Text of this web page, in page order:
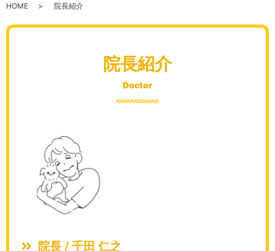
HOME 院長紹介
院長紹介
Doctor
院長 / 千田 仁之